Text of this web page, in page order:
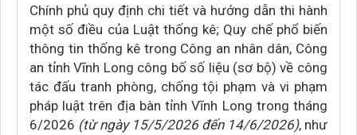
Chính phủ quy định chi tiết và hướng dẫn thi hành
một số điều của Luật thống kê; Quy chế phổ biến
thông tin thống kê trong Công an nhân dân, Công
an tỉnh Vĩnh Long công bố số liệu (sơ bộ) về công
tác đấu tranh phòng, chống tội phạm và vi phạm
pháp luật trên địa bàn tỉnh Vĩnh Long trong tháng
6/2026 (từ ngày 15/5/2026 đến 14/6/2026), như